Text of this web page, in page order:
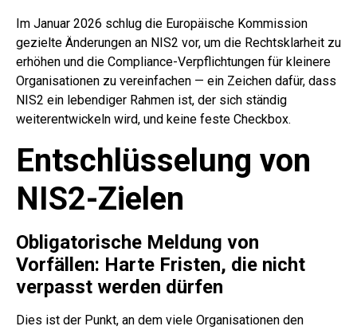
Im Januar 2026 schlug die Europäische Kommission
gezielte Änderungen an NIS2 vor, um die Rechtsklarheit zu
erhöhen und die Compliance-Verpflichtungen für kleinere
Organisationen zu vereinfachen — ein Zeichen dafür, dass
NIS2 ein lebendiger Rahmen ist, der sich ständig
weiterentwickeln wird, und keine feste Checkbox.
Entschlüsselung von
NIS2-Zielen
Obligatorische Meldung von
Vorfällen: Harte Fristen, die nicht
verpasst werden dürfen
Dies ist der Punkt, an dem viele Organisationen den